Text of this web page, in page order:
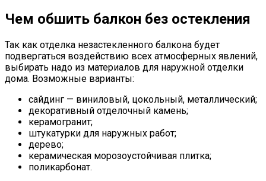
Чем обшить балкон без остекления
Так как отделка незастекленного балкона будет
подвергаться воздействию всех атмосферных явлений,
выбирать надо из материалов для наружной отделки
дома. Возможные варианты:
сайдинг — виниловый, цокольный, металлический;
декоративный отделочный камень;
керамогранит;
штукатурки для наружных работ;
дерево;
керамическая морозоустойчивая плитка;
поликарбонат.